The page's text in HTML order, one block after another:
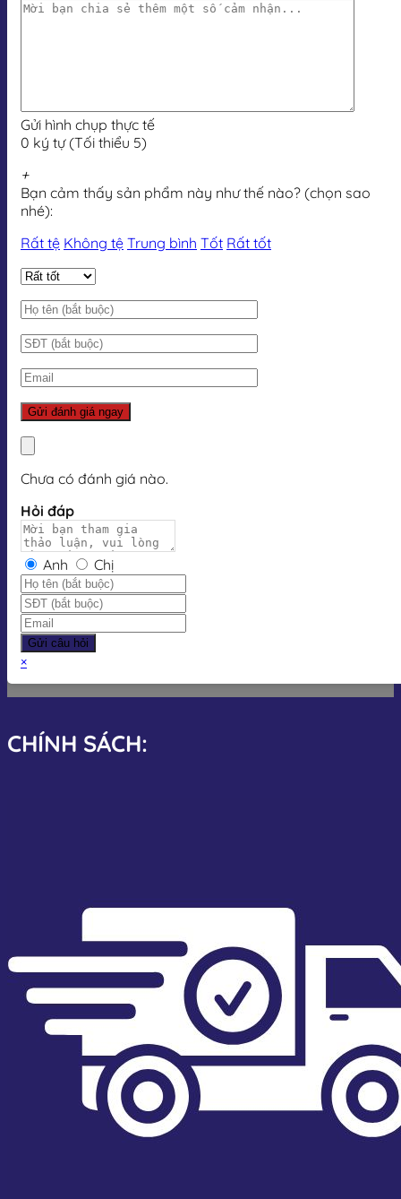
Gửi hình chụp thực tế
0 ký tự (Tối thiểu 5)
+
Bạn cảm thấy sản phẩm này như thế nào? (chọn sao
nhé):
Rất tệ Không tệ Trung bình Tốt Rất tốt
Chưa có đánh giá nào.
Hỏi đáp
Anh Chị
Gửi câu hỏi
×
CHÍNH SÁCH: